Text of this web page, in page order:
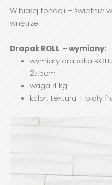
W białej tonacji – świetnie
wnętrze.
Drapak ROLL - wymiany:
wymiary drapaka
27,5cm
waga 4 kg
kolor: tektura + biały